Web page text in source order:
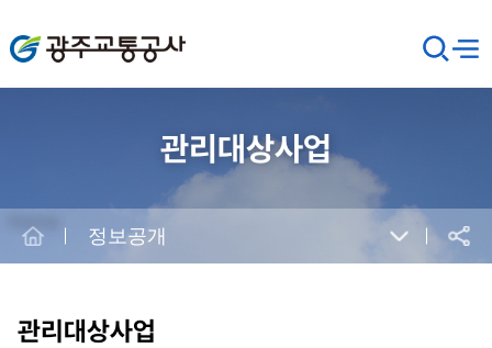
광주교통공사
검
색
창
메뉴
관리대상사업
공유
정보공개
관리대상사업